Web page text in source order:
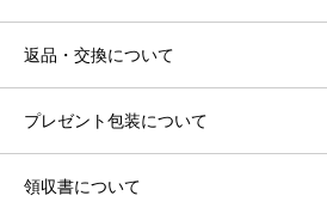
返品・交換について
プレゼント包装について
領収書について